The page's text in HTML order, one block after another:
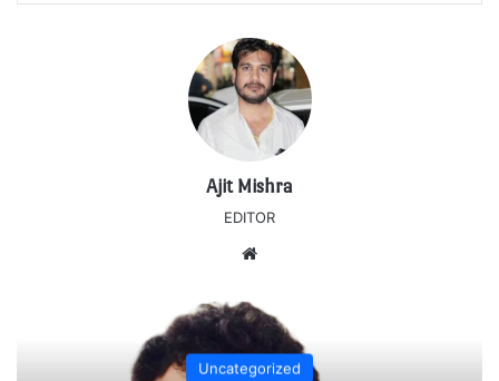
Ajit Mishra
EDITOR
Uncategorized